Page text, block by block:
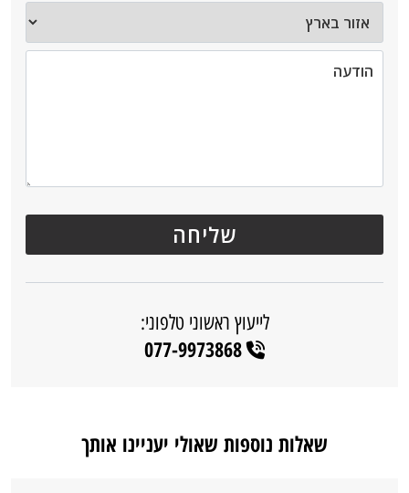
לייעוץ ראשוני טלפוני:
077-9973868
שאלות נוספות שאולי יעניינו אותך